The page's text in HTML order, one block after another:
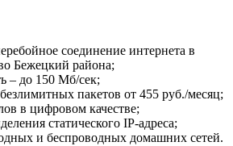
соединение интернета в
Бежецкий района;
– до 150 Мб/сек;
пакетов от 455 руб./месяц;
в цифровом качестве;
статического IP-адреса;
и беспроводных домашних сетей.